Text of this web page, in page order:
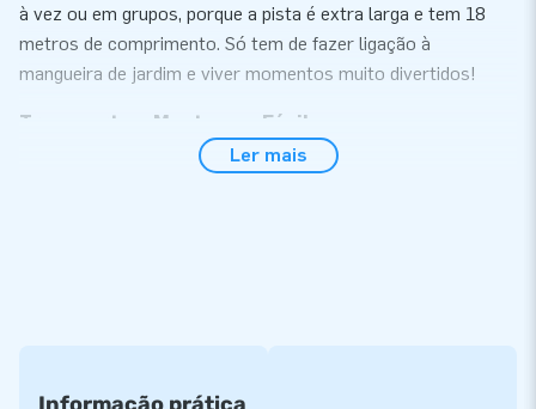
à vez ou em grupos, porque a pista é extra larga e tem 18
metros de comprimento. Só tem de fazer ligação à
mangueira de jardim e viver momentos muito divertidos!
Transporte e Montagem Fácil
compacto. Esta pista deslizante é entregue com saco de
Ler mais
Informação prática